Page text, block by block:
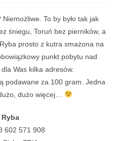
To by było tak jak
śniegu, Toruń bez pierników, a
prosto z kutra smażona na
punkt pobytu nad
Was kilka adresów.
podawane za 100 gram. Jedna
dużo więcej…
602 571 908